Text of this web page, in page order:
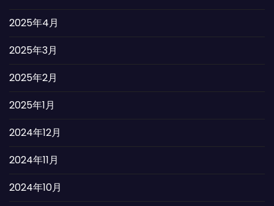
2025年4月
2025年3月
2025年2月
2025年1月
2024年12月
2024年11月
2024年10月